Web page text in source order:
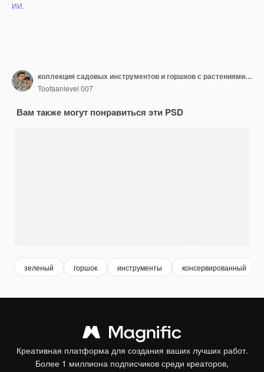
ИИ.
коллекция садовых инструментов и горшков с растениями и цветами
Toofaanlevel 007
Вам также могут понравиться эти PSD
зеленый горшок инструменты консервированный
Креативная платформа для создания ваших лучших работ.
Более 1 миллиона подписчиков среди креаторов,